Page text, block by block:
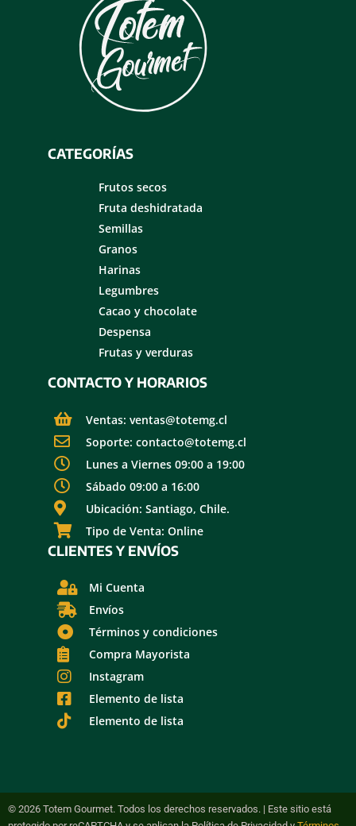
CATEGORÍAS
Frutos secos
Fruta deshidratada
Semillas
Granos
Harinas
Legumbres
Cacao y chocolate
Despensa
Frutas y verduras
CONTACTO Y HORARIOS
Ventas: ventas@totemg.cl
Soporte: contacto@totemg.cl
Lunes a Viernes 09:00 a 19:00
Sábado 09:00 a 16:00
Ubicación: Santiago, Chile.
Tipo de Venta: Online
CLIENTES Y ENVÍOS
Mi Cuenta
Envíos
Términos y condiciones
Compra Mayorista
Instagram
Elemento de lista
Elemento de lista
© 2026 Totem Gourmet. Todos los derechos reservados. | Este sitio está